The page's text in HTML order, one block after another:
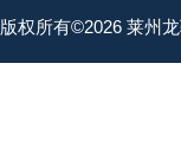
版权所有©2026 莱州